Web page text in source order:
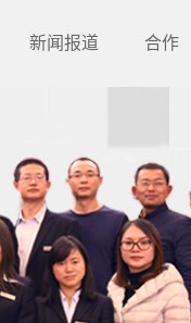
新闻报道 合作